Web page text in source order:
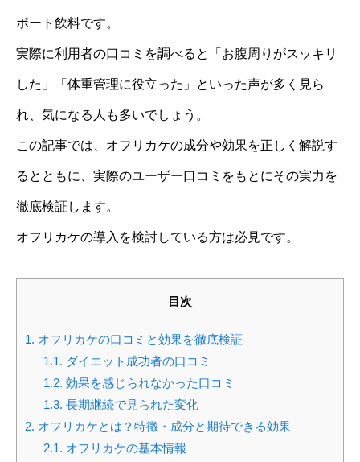
ポート飲料です。
実際に利用者の口コミを調べると「お腹周りがスッキリ
した」「体重管理に役立った」といった声が多く見ら
れ、気になる人も多いでしょう。
この記事では、オフリカケの成分や効果を正しく解説す
るとともに、実際のユーザー口コミをもとにその実力を
徹底検証します。
オフリカケの導入を検討している方は必見です。
目次
1. オフリカケの口コミと効果を徹底検証
1.1. ダイエット成功者の口コミ
1.2. 効果を感じられなかった口コミ
1.3. 長期継続で見られた変化
2. オフリカケとは？特徴・成分と期待できる効果
2.1. オフリカケの基本情報